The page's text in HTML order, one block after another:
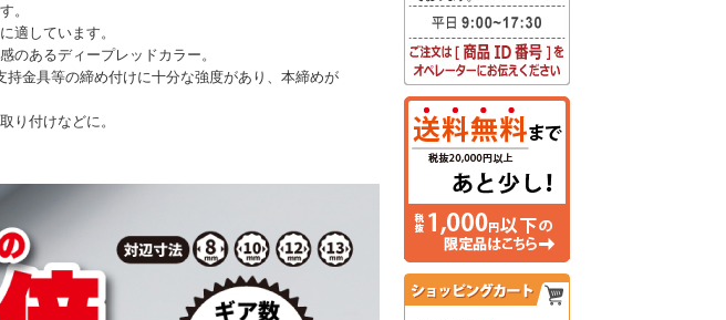
。
適しています。
のあるディープレッドカラー。
持金具等の締め付けに十分な強度があり、本締めが
り付けなどに。